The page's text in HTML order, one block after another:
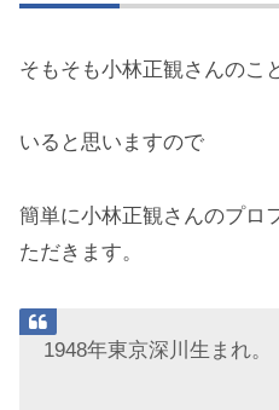
そもそも小林正観さんのこ
いると思いますので
簡単に小林正観さんのプロ
ただきます。
1948年東京深川生まれ。